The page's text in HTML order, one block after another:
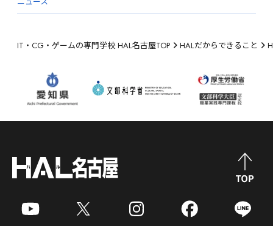
IT・CG・ゲームの専門学校 HAL名古屋TOP HALだからできること